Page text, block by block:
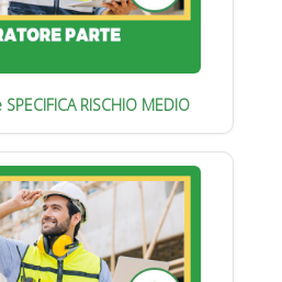
RISCHIO MEDIO